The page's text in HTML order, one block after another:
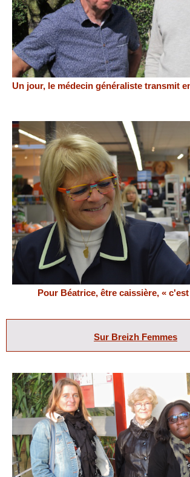
Un jour, le médecin généraliste transmit
Pour Béatrice, être caissière, «
Sur Breizh Femmes